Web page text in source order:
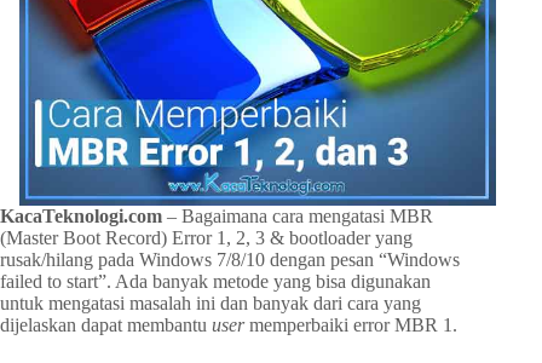
KacaTeknologi.com – Bagaimana cara mengatasi MBR
(Master Boot Record) Error 1, 2, 3 & bootloader yang
rusak/hilang pada Windows 7/8/10 dengan pesan “Windows
failed to start”. Ada banyak metode yang bisa digunakan
untuk mengatasi masalah ini dan banyak dari cara yang
dijelaskan dapat membantu usermemperbaiki error MBR 1.